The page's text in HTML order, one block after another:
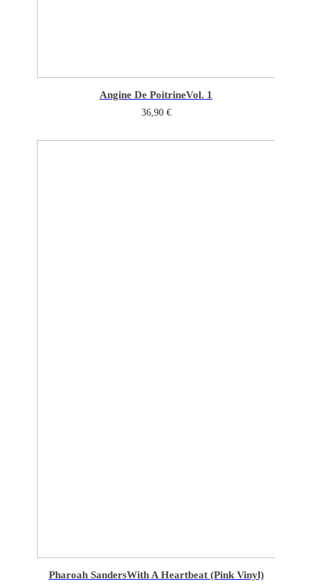
Angine De PoitrineVol. 1
36,90 €
Pharoah SandersWith A Heartbeat (Pink Vinyl)